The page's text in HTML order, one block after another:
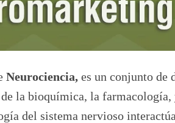
Neurociencia, es un conjunto de
la bioquímica, la
del sistema nervioso